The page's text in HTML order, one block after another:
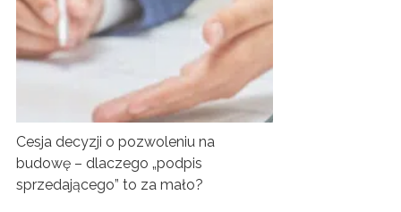
KONTAKT
Cesja decyzji o pozwoleniu na
budowę – dlaczego „podpis
sprzedającego” to za mało?